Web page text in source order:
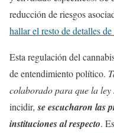
reducción de riesgos
hallar el resto de detalles
Esta regulación del
de entendimiento político.
colaborado para que la ley
incidir,se escucharon las
instituciones al respecto.